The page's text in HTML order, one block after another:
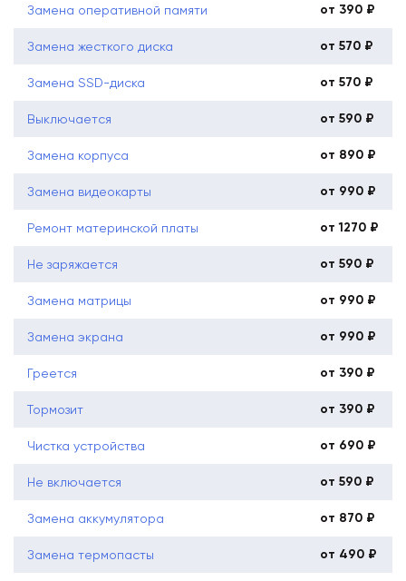
Замена оперативной памяти от 390 ₽
Замена жесткого диска от 570 ₽
Замена SSD-диска от 570 ₽
Выключается от 590 ₽
Замена корпуса от 890 ₽
Замена видеокарты от 990 ₽
Ремонт материнской платы от 1270 ₽
Не заряжается от 590 ₽
Замена матрицы от 990 ₽
Замена экрана от 990 ₽
Греется от 390 ₽
Тормозит от 390 ₽
Чистка устройства от 690 ₽
Не включается от 590 ₽
Замена аккумулятора от 870 ₽
Замена термопасты от 490 ₽